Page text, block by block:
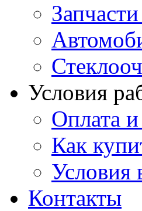
Условия
Оплата и
Как
Условия
Контакты